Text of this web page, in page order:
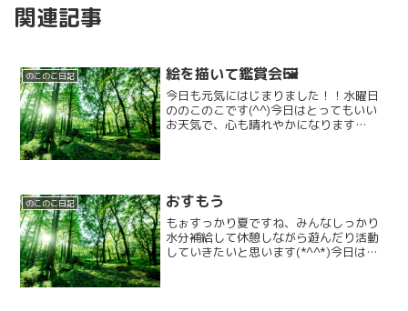
関連記事
のこのこ日記 絵を描いて鑑賞会🖼️
今日も元気にはじまりました！！水曜日
ののこのこです(^^)今日はとってもいい
お天気で、心も晴れやかになります
のこのこ日記 おすもう
もぉすっかり夏ですね、みんなしっかり
水分補給して休憩しながら遊んだり活動
していきたいと思います(*^^*)今日はお